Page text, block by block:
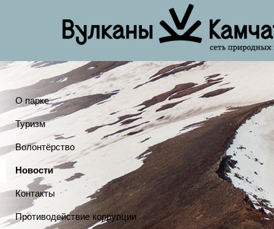
О парке
Туризм
Волонтёрство
Новости
Контакты
Противодействие коррупции